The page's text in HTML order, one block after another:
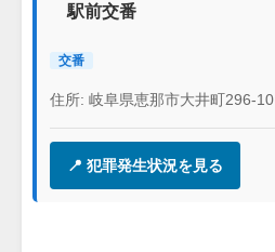
駅前交番
交番
住所: 岐阜県恵那市大井町296-10
📍 犯罪発生状況を見る